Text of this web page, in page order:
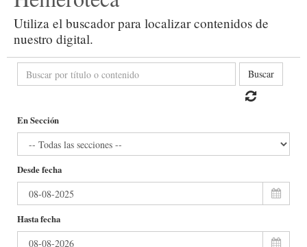
Utiliza el buscador para localizar contenidos de
nuestro digital.
Buscar
En Sección
Desde fecha
Hasta fecha